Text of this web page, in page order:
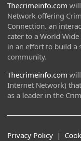
Thecrimeinfo.com
Network offering
Connection. an
cater to a World Wide
in an effort to build a
community.
Thecrimeinfo.com
Internet Network)
as a leader in the
Privacy Policy |